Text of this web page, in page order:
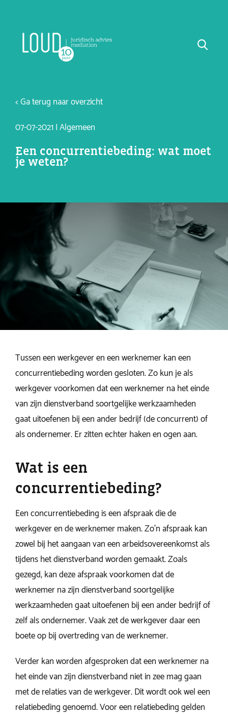
< Ga terug naar overzicht
07-07-2021 | Algemeen
Een concurrentiebeding: wat moet
je weten?
Tussen een werkgever en een werknemer kan een
concurrentiebeding worden gesloten. Zo kun je als
werkgever voorkomen dat een werknemer na het einde
van zijn dienstverband soortgelijke werkzaamheden
gaat uitoefenen bij een ander bedrijf (de concurrent) of
als ondernemer. Er zitten echter haken en ogen aan.
Wat is een
concurrentiebeding?
Een concurrentiebeding is een afspraak die de
werkgever en de werknemer maken. Zo’n afspraak kan
zowel bij het aangaan van een arbeidsovereenkomst als
tijdens het dienstverband worden gemaakt. Zoals
gezegd, kan deze afspraak voorkomen dat de
werknemer na zijn dienstverband soortgelijke
werkzaamheden gaat uitoefenen bij een ander bedrijf of
zelf als ondernemer. Vaak zet de werkgever daar een
boete op bij overtreding van de werknemer.
Verder kan worden afgesproken dat een werknemer na
het einde van zijn dienstverband niet in zee mag gaan
met de relaties van de werkgever. Dit wordt ook wel een
relatiebeding genoemd. Voor een relatiebeding gelden